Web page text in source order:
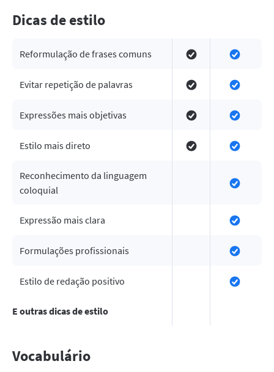
Dicas de estilo
Reformulação de frases comuns
Evitar repetição de palavras
Expressões mais objetivas
Estilo mais direto
Reconhecimento da linguagem
coloquial
Expressão mais clara
Formulações profissionais
Estilo de redação positivo
E outras dicas de estilo
Vocabulário